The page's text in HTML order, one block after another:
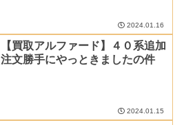
2024.01.16
【買取アルファード】４０系追加
注文勝手にやっときましたの件
2024.01.15